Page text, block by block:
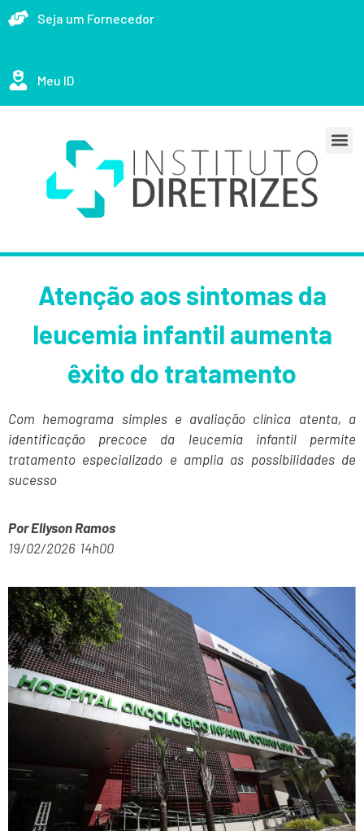
Seja um Fornecedor
Meu ID
Atenção aos sintomas da
leucemia infantil aumenta
êxito do tratamento
Com hemograma simples e avaliação clínica atenta, a
identificação precoce da leucemia infantil permite
tratamento especializado e amplia as possibilidades de
sucesso
PorEllyson Ramos
19/02/2026 14h00